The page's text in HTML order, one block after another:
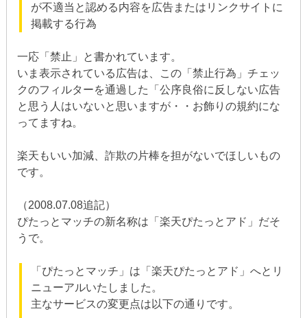
が不適当と認める内容を広告またはリンクサイトに
掲載する行為
一応「禁止」と書かれています。
いま表示されている広告は、この「禁止行為」チェッ
クのフィルターを通過した「公序良俗に反しない広告
と思う人はいないと思いますが・・お飾りの規約にな
ってますね。
楽天もいい加減、詐欺の片棒を担がないでほしいもの
です。
（2008.07.08追記）
ぴたっとマッチの新名称は「楽天ぴたっとアド」だそ
うで。
「ぴたっとマッチ」は「楽天ぴたっとアド」へとリ
ニューアルいたしました。
主なサービスの変更点は以下の通りです。